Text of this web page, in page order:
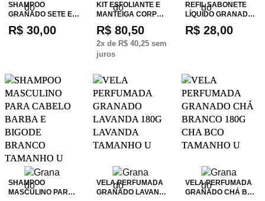
SHAMPOO
GRANADO SETE E…
R$ 30,00
KIT ESFOLIANTE E
MANTEIGA CORP…
R$ 80,50
2x de R$ 40,25 sem
juros
REFIL SABONETE
LÍQUIDO GRANAD…
R$ 28,00
SHAMPOO
MASCULINO PAR…
VELA PERFUMADA
GRANADO LAVAN…
VELA PERFUMADA
GRANADO CHÁ B…